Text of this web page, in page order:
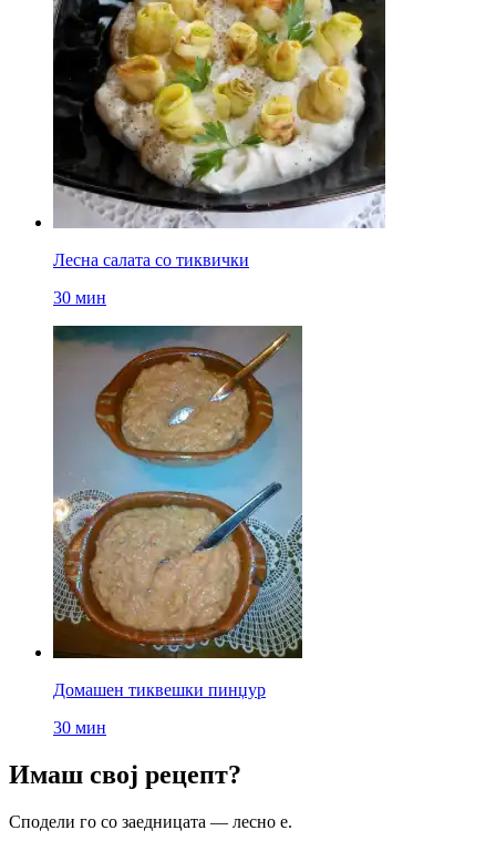
Лесна салата со тиквички
30 мин
Домашен тиквешки пинџур
30 мин
Имаш свој рецепт?
Сподели го со заедницата — лесно е.